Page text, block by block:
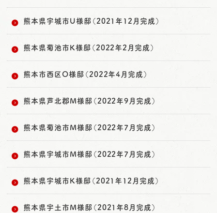
熊本県宇城市U様邸（2021年12月完成）
熊本県菊池市K様邸（2022年2月完成）
熊本市西区O様邸（2022年4月完成）
熊本県芦北郡M様邸（2022年9月完成）
熊本県菊池市M様邸（2022年7月完成）
熊本県宇城市M様邸（2022年7月完成）
熊本県宇城市K様邸（2021年12月完成）
熊本県宇土市M様邸（2021年8月完成）